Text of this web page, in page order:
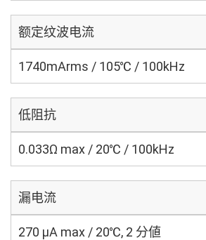
额定纹波电流
1740mArms / 105℃ / 100kHz
低阻抗
0.033Ω max / 20℃ / 100kHz
漏电流
270 μA max / 20℃, 2 分値